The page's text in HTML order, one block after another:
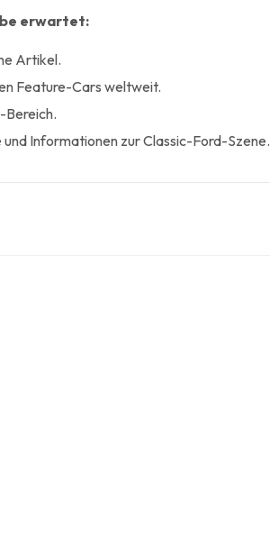
erwartet:
Artikel.
Feature-Cars weltweit.
Informationen zur Classic-Ford-Szene.